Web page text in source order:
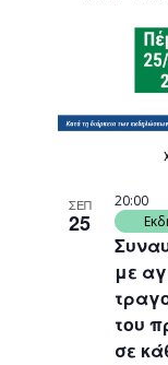
ΣΕΠ
25
με
του
σε
20:00